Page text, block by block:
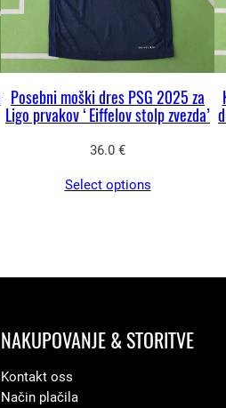
Posebni moški dres PSG 2025 za
Ligo prvakov ‘Eiffelov stolp zvezda’
36.0 €
Select options
NAKUPOVANJE & STORITVE
Kontakt oss
Način plačila